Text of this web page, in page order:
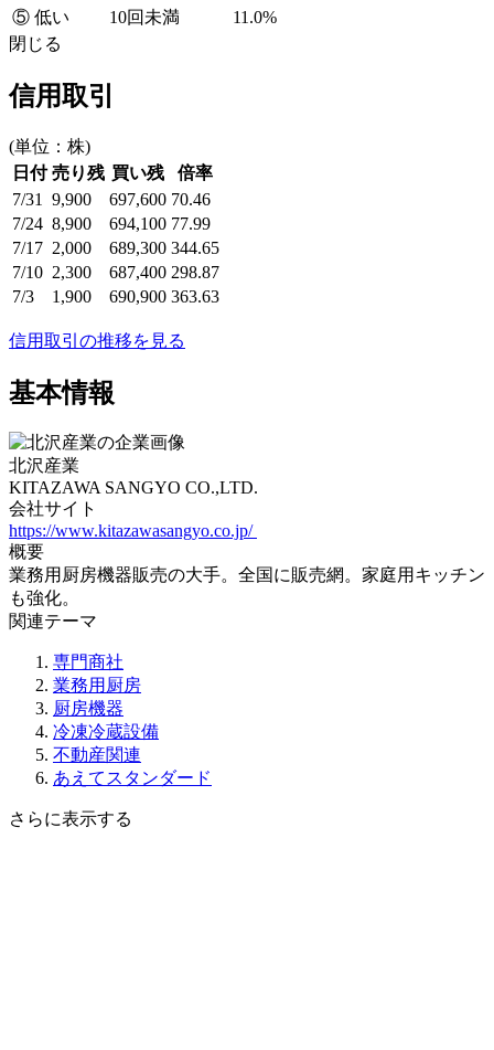
⑤ 低い
10回未満
11.0%
閉じる
信用取引
(単位：株)
日付 売り残 買い残
倍率
7/31
9,900 697,600 70.46
7/24 8,900 694,100 77.99
7/17 2,000 689,300 344.65
7/10 2,300 687,400 298.87
7/3
1,900 690,900 363.63
信用取引の推移を見る
基本情報
北沢産業
KITAZAWA SANGYO CO.,LTD.
会社サイト
https://www.kitazawasangyo.co.jp/
概要
業務用厨房機器販売の大手。全国に販売網。家庭用キッチン
も強化。
関連テーマ
専門商社
業務用厨房
厨房機器
冷凍冷蔵設備
不動産関連
あえてスタンダード
さらに表示する